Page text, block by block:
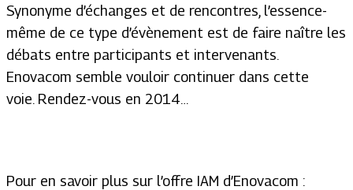
Synonyme d’échanges et de rencontres, l’essence-
même de ce type d’évènement est de faire naître les
débats entre participants et intervenants.
Enovacom semble vouloir continuer dans cette
voie. Rendez-vous en 2014…
Pour en savoir plus sur l’offre IAM d’Enovacom :